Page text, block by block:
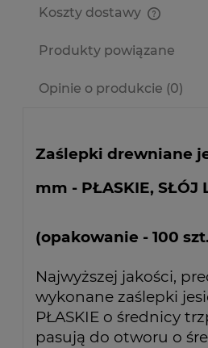
Koszty dostawy
Produkty powiązane
Opinie o produkcie (0)
Zaślepki drewniane
mm - PŁASKIE, SŁÓJ
(opakowanie - 100
Najwyższej jakości,
wykonane zaślepki
PŁASKIE o średnicy
pasują do otworu o